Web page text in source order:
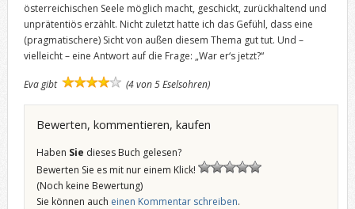
österreichischen Seele möglich macht, geschickt, zurückhaltend und
unprätentiös erzählt. Nicht zuletzt hatte ich das Gefühl, dass eine
(pragmatischere) Sicht von außen diesem Thema gut tut. Und –
vielleicht – eine Antwort auf die Frage: „War er‘s jetzt?“
Eva gibt (4 von 5 Eselsohren)
Bewerten, kommentieren, kaufen
Haben Sie dieses Buch gelesen?
Bewerten Sie es mit nur einem Klick!
(Noch keine Bewertung)
Sie können auch einen Kommentar schreiben.